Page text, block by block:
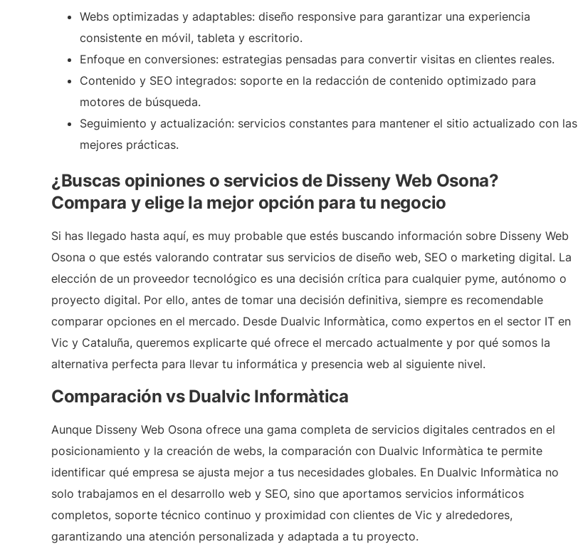
Webs optimizadas y adaptables: diseño responsive para garantizar una experiencia
consistente en móvil, tableta y escritorio.
Enfoque en conversiones: estrategias pensadas para convertir visitas en clientes reales.
Contenido y SEO integrados: soporte en la redacción de contenido optimizado para
motores de búsqueda.
Seguimiento y actualización: servicios constantes para mantener el sitio actualizado con las
mejores prácticas.
¿Buscas opiniones o servicios de Disseny Web Osona?
Compara y elige la mejor opción para tu negocio
Si has llegado hasta aquí, es muy probable que estés buscando información sobre Disseny Web
Osona o que estés valorando contratar sus servicios de diseño web, SEO o marketing digital. La
elección de un proveedor tecnológico es una decisión crítica para cualquier pyme, autónomo o
proyecto digital. Por ello, antes de tomar una decisión definitiva, siempre es recomendable
comparar opciones en el mercado. Desde Dualvic Informàtica, como expertos en el sector IT en
Vic y Cataluña, queremos explicarte qué ofrece el mercado actualmente y por qué somos la
alternativa perfecta para llevar tu informática y presencia web al siguiente nivel.
Comparación vs Dualvic Informàtica
Aunque Disseny Web Osona ofrece una gama completa de servicios digitales centrados en el
posicionamiento y la creación de webs, la comparación con Dualvic Informàtica te permite
identificar qué empresa se ajusta mejor a tus necesidades globales. En Dualvic Informàtica no
solo trabajamos en el desarrollo web y SEO, sino que aportamos servicios informáticos
completos, soporte técnico continuo y proximidad con clientes de Vic y alrededores,
garantizando una atención personalizada y adaptada a tu proyecto.